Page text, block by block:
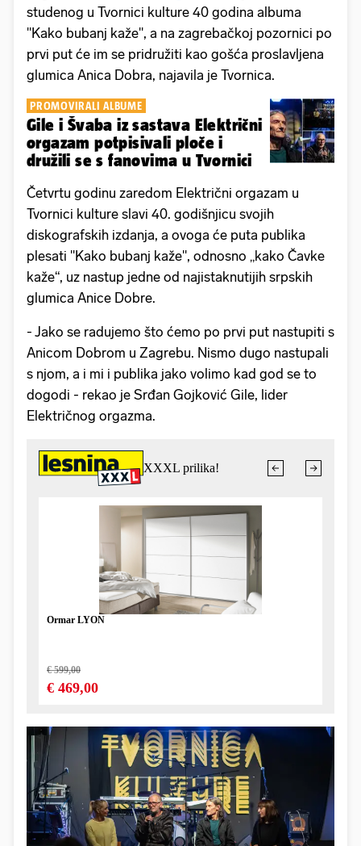
studenog u Tvornici kulture 40 godina albuma
''Kako bubanj kaže'', a na zagrebačkoj pozornici po
prvi put će im se pridružiti kao gošća proslavljena
glumica Anica Dobra, najavila je Tvornica.
PROMOVIRALI ALBUME
Gile i Švaba iz sastava Električni
orgazam potpisivali ploče i
družili se s fanovima u Tvornici
Četvrtu godinu zaredom Električni orgazam u
Tvornici kulture slavi 40. godišnjicu svojih
diskografskih izdanja, a ovoga će puta publika
plesati ''Kako bubanj kaže'', odnosno „kako Čavke
kaže“, uz nastup jedne od najistaknutijih srpskih
glumica Anice Dobre.
- Jako se radujemo što ćemo po prvi put nastupiti s
Anicom Dobrom u Zagrebu. Nismo dugo nastupali
s njom, a i mi i publika jako volimo kad god se to
dogodi - rekao je Srđan Gojković Gile, lider
Električnog orgazma.